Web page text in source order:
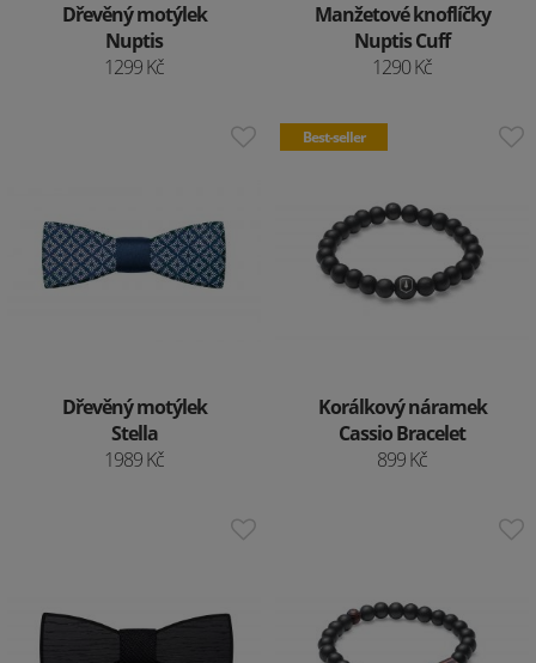
Dřevěný motýlek
Nuptis
1299 Kč
Manžetové knoflíčky
Nuptis Cuff
1290 Kč
Dřevěný motýlek
Stella
1989 Kč
Best-seller
Korálkový náramek
Cassio Bracelet
899 Kč